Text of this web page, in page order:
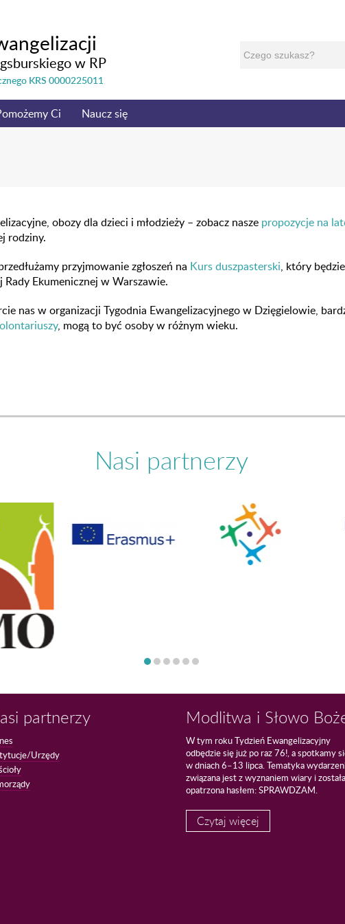
w RP
KRS 0000225011
Ci Naucz się
obozy dla dzieci i młodzieży – zobacz nasze propozycje na
rodziny.
przyjmowanie zgłoszeń na Kurs duszpasterski, który
Rady Ekumenicznej w Warszawie.
nas w organizacji Tygodnia Ewangelizacyjnego w Dzięgielowie,
, mogą to być osoby w różnym wieku.
Nasi partnerzy
partnerzy
Urzędy
Modlitwa i Słowo
W tym roku Tydzień Ewangelizacyjny
odbędzie się już po raz 76!, a spotkamy
w dniach 6–13 lipca. Tematyka
związana jest z wyznaniem wiary i została
opatrzona hasłem: SPRAWDZAM.
Czytaj więcej